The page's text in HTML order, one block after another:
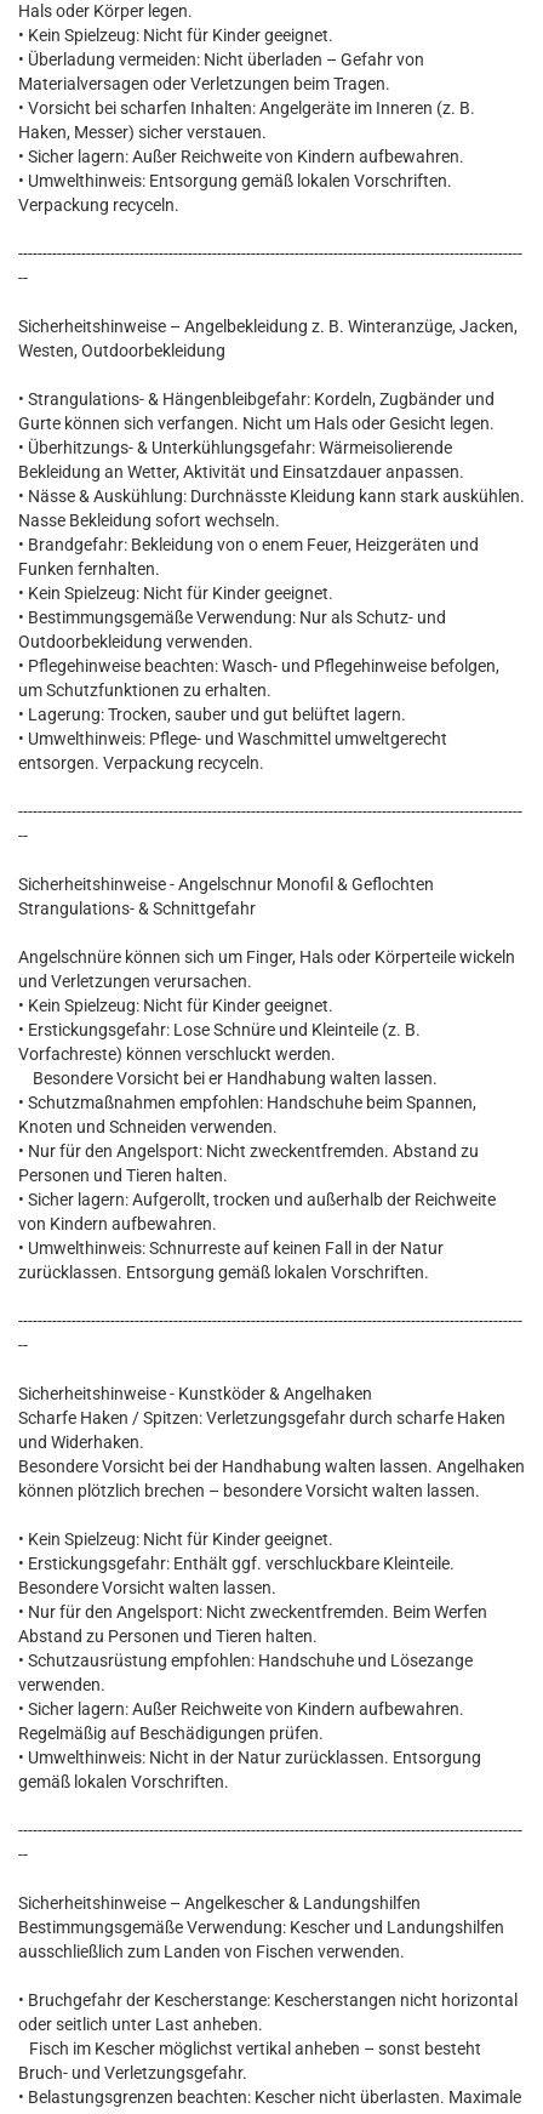
Hals oder Körper legen.
• Kein Spielzeug: Nicht für Kinder geeignet.
• Überladung vermeiden: Nicht überladen – Gefahr von
Materialversagen oder Verletzungen beim Tragen.
• Vorsicht bei scharfen Inhalten: Angelgeräte im Inneren (z. B.
Haken, Messer) sicher verstauen.
• Sicher lagern: Außer Reichweite von Kindern aufbewahren.
• Umwelthinweis: Entsorgung gemäß lokalen Vorschriften.
Verpackung recyceln.
--------------------------------------------------------------------------------------------------------
--
Sicherheitshinweise – Angelbekleidung z. B. Winteranzüge, Jacken,
Westen, Outdoorbekleidung
• Strangulations- & Hängenbleibgefahr: Kordeln, Zugbänder und
Gurte können sich verfangen. Nicht um Hals oder Gesicht legen.
• Überhitzungs- & Unterkühlungsgefahr: Wärmeisolierende
Bekleidung an Wetter, Aktivität und Einsatzdauer anpassen.
• Nässe & Auskühlung: Durchnässte Kleidung kann stark auskühlen.
Nasse Bekleidung sofort wechseln.
• Brandgefahr: Bekleidung von o enem Feuer, Heizgeräten und
Funken fernhalten.
• Kein Spielzeug: Nicht für Kinder geeignet.
• Bestimmungsgemäße Verwendung: Nur als Schutz- und
Outdoorbekleidung verwenden.
• Pflegehinweise beachten: Wasch- und Pflegehinweise befolgen,
um Schutzfunktionen zu erhalten.
• Lagerung: Trocken, sauber und gut belüftet lagern.
• Umwelthinweis: Pflege- und Waschmittel umweltgerecht
entsorgen. Verpackung recyceln.
--------------------------------------------------------------------------------------------------------
--
Sicherheitshinweise - Angelschnur Monofil & Geflochten
Strangulations- & Schnittgefahr
Angelschnüre können sich um Finger, Hals oder Körperteile wickeln
und Verletzungen verursachen.
• Kein Spielzeug: Nicht für Kinder geeignet.
• Erstickungsgefahr: Lose Schnüre und Kleinteile (z. B.
Vorfachreste) können verschluckt werden.
Besondere Vorsicht bei er Handhabung walten lassen.
• Schutzmaßnahmen empfohlen: Handschuhe beim Spannen,
Knoten und Schneiden verwenden.
• Nur für den Angelsport: Nicht zweckentfremden. Abstand zu
Personen und Tieren halten.
• Sicher lagern: Aufgerollt, trocken und außerhalb der Reichweite
von Kindern aufbewahren.
• Umwelthinweis: Schnurreste auf keinen Fall in der Natur
zurücklassen. Entsorgung gemäß lokalen Vorschriften.
--------------------------------------------------------------------------------------------------------
--
Sicherheitshinweise - Kunstköder & Angelhaken
Scharfe Haken / Spitzen: Verletzungsgefahr durch scharfe Haken
und Widerhaken.
Besondere Vorsicht bei der Handhabung walten lassen. Angelhaken
können plötzlich brechen – besondere Vorsicht walten lassen.
• Kein Spielzeug: Nicht für Kinder geeignet.
• Erstickungsgefahr: Enthält ggf. verschluckbare Kleinteile.
Besondere Vorsicht walten lassen.
• Nur für den Angelsport: Nicht zweckentfremden. Beim Werfen
Abstand zu Personen und Tieren halten.
• Schutzausrüstung empfohlen: Handschuhe und Lösezange
verwenden.
• Sicher lagern: Außer Reichweite von Kindern aufbewahren.
Regelmäßig auf Beschädigungen prüfen.
• Umwelthinweis: Nicht in der Natur zurücklassen. Entsorgung
gemäß lokalen Vorschriften.
--------------------------------------------------------------------------------------------------------
--
Sicherheitshinweise – Angelkescher & Landungshilfen
Bestimmungsgemäße Verwendung: Kescher und Landungshilfen
ausschließlich zum Landen von Fischen verwenden.
• Bruchgefahr der Kescherstange: Kescherstangen nicht horizontal
oder seitlich unter Last anheben.
Fisch im Kescher möglichst vertikal anheben – sonst besteht
Bruch- und Verletzungsgefahr.
• Belastungsgrenzen beachten: Kescher nicht überlasten. Maximale